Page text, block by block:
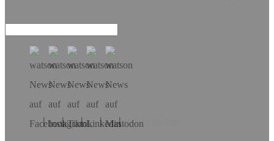
Hol dir die App!